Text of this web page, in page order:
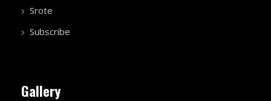
Srote
Subscribe
Gallery